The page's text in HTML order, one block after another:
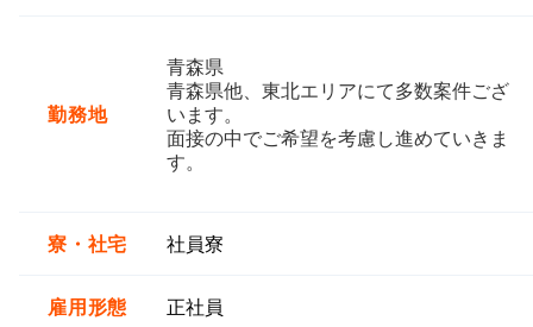
勤務地
青森県
青森県他、東北エリアにて多数案件ござ
います。
面接の中でご希望を考慮し進めていきま
す。
寮・社宅 社員寮
雇用形態 正社員